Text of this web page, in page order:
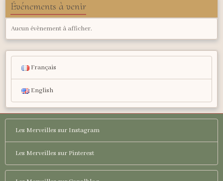
Événements à venir
Aucun évènement à afficher.
Français
English
Les Merveilles sur Instagram
Les Merveilles sur Pinterest